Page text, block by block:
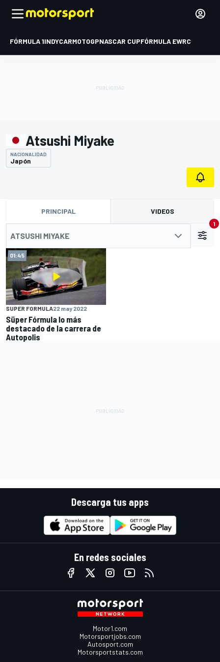
FÓRMULA 1INDYCARMOTOGPNASCAR CUPFÓRMULA EWRC
Atsushi Miyake
NACIONALIDAD
Japón
PRINCIPAL VIDEOS
ATSUSHI MIYAKE
1
01:45
SUPER FORMULA22 may 2022
Süper Fórmula lo más
destacado de la carrera de
Autopolis
Descarga tus apps
En redes sociales
Motor1.com
Motorsportjobs.com
Autosport.com
Motorsportstats.com